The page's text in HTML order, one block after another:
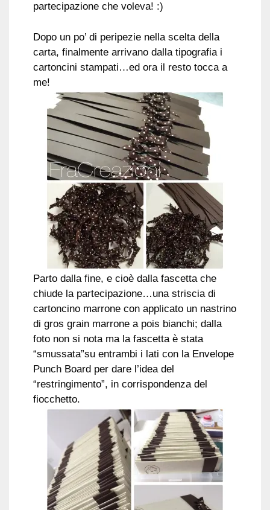
partecipazione che voleva! :)
Dopo un po’ di peripezie nella scelta della
carta, finalmente arrivano dalla tipografia i
cartoncini stampati…ed ora il resto tocca a
me!
Parto dalla fine, e cioè dalla fascetta che
chiude la partecipazione…una striscia di
cartoncino marrone con applicato un nastrino
di gros grain marrone a pois bianchi; dalla
foto non si nota ma la fascetta è stata
“smussata”su entrambi i lati con la Envelope
Punch Board per dare l’idea del
“restringimento”, in corrispondenza del
fiocchetto.